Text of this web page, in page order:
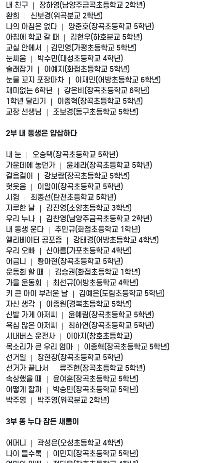
내 친구 ｜ 장하영(남양주금곡초등학교 2학년)
환희 ｜ 신보경(위곡분교 2학년)
나의 아침은 없다 ｜ 양준호(장곡초등학교 5학년)
아침에 학교 갈 때 ｜ 김현우(하호분교 5학년)
교실 안에서 ｜김민영(가평초등학교 5학년)
눈싸움 ｜ 박수민(대성초등학교 4학년)
술래잡기 ｜ 이예지(화접초등학교 5학년)
눈물 꼬지 포장마차 ｜ 이재민(어방초등학교 6학년)
재미없는 6학년 ｜ 강은비(장곡초등학교 6학년)
1학년 달리기 ｜ 이종혁(장곡초등학교 5학년)
교장 선생님 ｜ 조보경(동구초등학교 5학년)
2부 내 동생은 얍삽하다
내 눈 ｜ 오승택(장곡초등학교 5학년)
가운데에 놓던가 ｜ 윤세라(장곡초등학교 5학년)
걸음걸이 ｜ 강보람(장곡초등학교 5학년)
헛웃음 ｜ 이일이(장곡초등학교 5학년)
시험 ｜ 최종선(탄천초등학교 5학년)
지루한 날 ｜ 김진영(소양초등학교 3학년)
우리 누나 ｜ 김찬영(남양주금곡초등학교 2학년)
내 동생 운다 ｜ 추민규(화접초등학교 1학년)
엘리베이터 공포증 ｜ 강태경(어방초등학교 4학년)
우리 오빠 ｜ 신아름(가포초등학교 4학년)
어금니 ｜ 황아현(장곡초등학교 5학년)
운동회 할 때 ｜ 김승권(화접초등학교 1학년)
가을 운동회 ｜ 최선규(어방초등학교 4학년)
키 큰 아이 부러운 날 ｜ 김예은(도림초등학교 5학년)
자신 생각 ｜ 이종원(경복초등학교 5학년)
신발 가게 아저씨 ｜ 윤예림(장곡초등학교 5학년)
욕심 많은 아저씨 ｜ 최하연(장곡초등학교 5학년)
시내버스 운전사 ｜ 이아지(창호초등학교)
목소리가 큰 우리 엄마 ｜ 이종혁(장곡초등학교 5학년)
선거일 ｜ 장현창(장곡초등학교 5학년)
선거가 끝나서 ｜ 류주현(장곡초등학교 5학년)
속상했을 때 ｜ 윤여훈(장곡초등학교 5학년)
어떻게 할까 ｜ 박승민(장곡초등학교 5학년)
박주영 ｜ 박주영(위곡분교 2학년)
3부 똥 누다 잠든 새롬이
어머니 ｜ 곽성은(오성초등학교 4학년)
나이 들수록 ｜ 이민지(장곡초등학교 5학년)